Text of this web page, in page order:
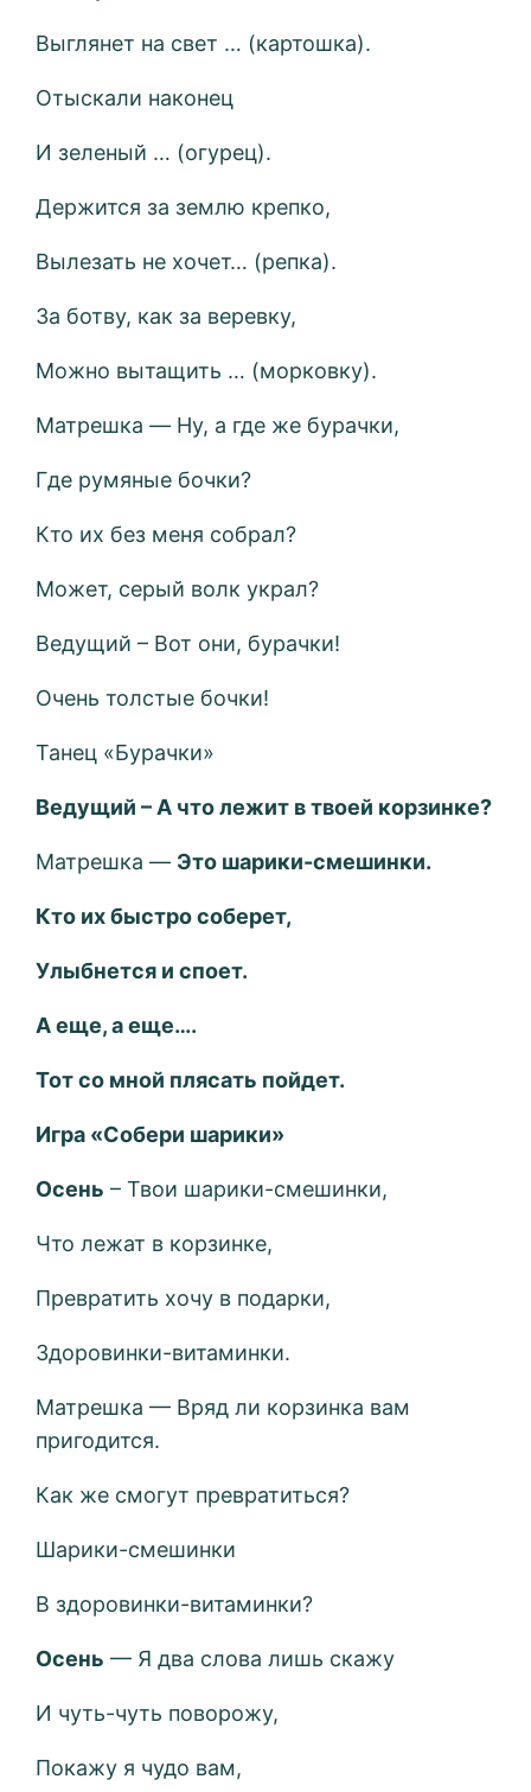
Выглянет на свет … (картошка).
Отыскали наконец
И зеленый … (огурец).
Держится за землю крепко,
Вылезать не хочет… (репка).
За ботву, как за веревку,
Можно вытащить … (морковку).
Матрешка— Ну, а где же бурачки,
Где румяные бочки?
Кто их без меня собрал?
Может, серый волк украл?
Ведущий – Вот они, бурачки!
Очень толстые бочки!
Танец «Бурачки»
Ведущий – А что лежит в твоей корзинке?
Матрешка — Это шарики-смешинки.
Кто их быстро соберет,
Улыбнется и споет.
А еще, а еще….
Тот со мной плясать пойдет.
Игра «Собери шарики»
Осень – Твои шарики-смешинки,
Что лежат в корзинке,
Превратить хочу в подарки,
Здоровинки-витаминки.
Матрешка — Вряд ли корзинка вам
пригодится.
Как же смогут превратиться?
Шарики-смешинки
В здоровинки-витаминки?
Осень — Я два слова лишь скажу
И чуть-чуть поворожу,
Покажу я чудо вам,